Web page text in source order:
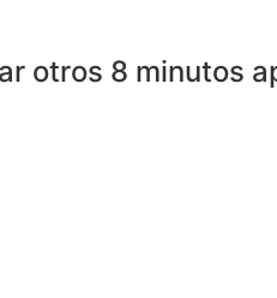
otros 8 minutos